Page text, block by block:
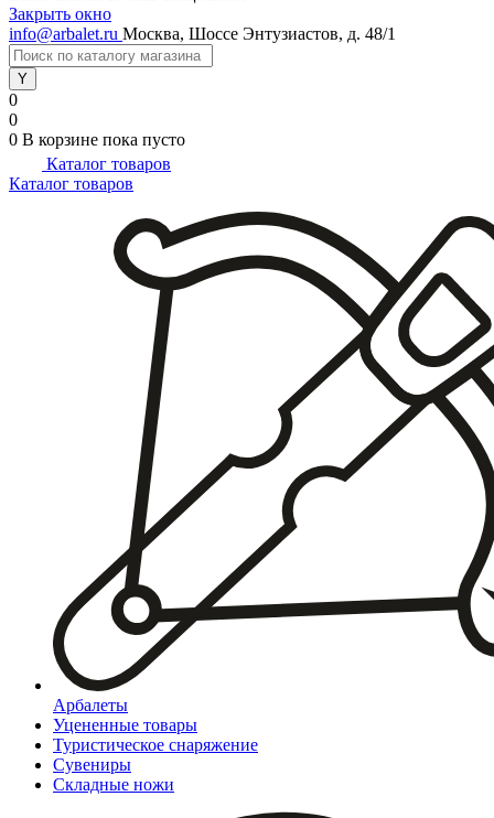
Закрыть окно
info@arbalet.ru Москва, Шоссе Энтузиастов, д. 48/1
0
0
0 В корзине пока пусто
Каталог товаров
Каталог товаров
Арбалеты
Уцененные товары
Туристическое снаряжение
Сувениры
Складные ножи